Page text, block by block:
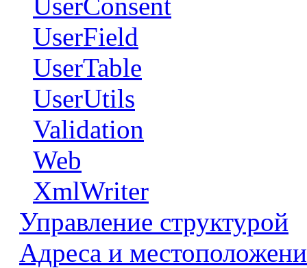
UserField
UserTable
UserUtils
Validation
Web
XmlWriter
Управление структурой
Адреса и